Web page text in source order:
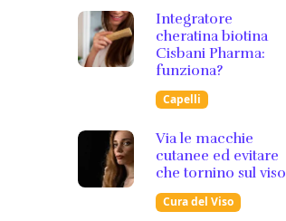
Integratore
cheratina biotina
Cisbani Pharma:
funziona?
Capelli
Via le macchie
cutanee ed evitare
che tornino sul viso
Cura del Viso